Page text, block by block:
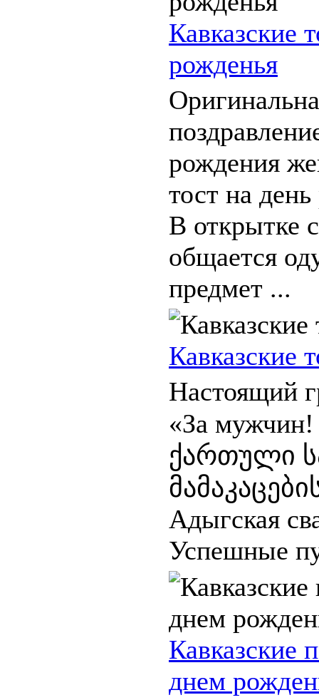
Кавказские
рожденья
рождения
тост на
В открытке
общается
предмет ...
Кавказские
Настоящий
«За
ქართული
Адыгская
Успешные
Кавказские
днем